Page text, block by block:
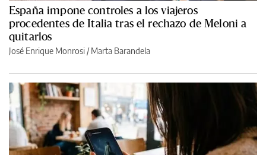
España impone controles a los viajeros
procedentes de Italia tras el rechazo de Meloni a
quitarlos
José Enrique Monrosi / Marta Barandela